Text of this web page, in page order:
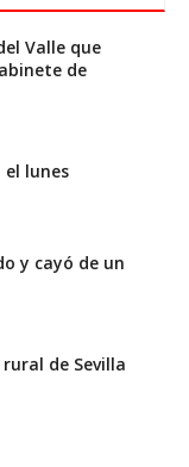
Valle que
de
el lunes
y cayó de un
de Sevilla